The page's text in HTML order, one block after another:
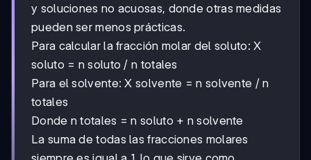
y soluciones no acuosas, donde otras medidas
pueden ser menos prácticas.
Para calcular la fracción molar del soluto: X
soluto = n soluto / n totales
Para el solvente: X solvente = n solvente / n
totales
Donde n totales = n soluto + n solvente
La suma de todas las fracciones molares